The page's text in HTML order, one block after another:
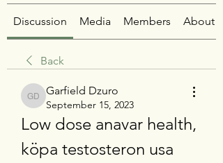
Discussion Media Members About
Back
Garfield Dzuro
Garfield Dzuro
September 15, 2023
Low dose anavar health,
köpa testosteron usa